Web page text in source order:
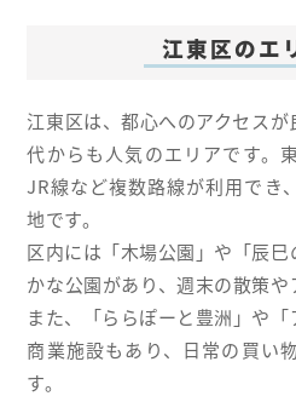
江東区のエ
江東区は、都心へのアクセス
代からも人気のエリアです。
JR線など複数路線が利用でき
地です。
区内には「木場公園」や「辰
かな公園があり、週末の散策や
また、「ららぽーと豊洲」や
商業施設もあり、日常の買い
す。